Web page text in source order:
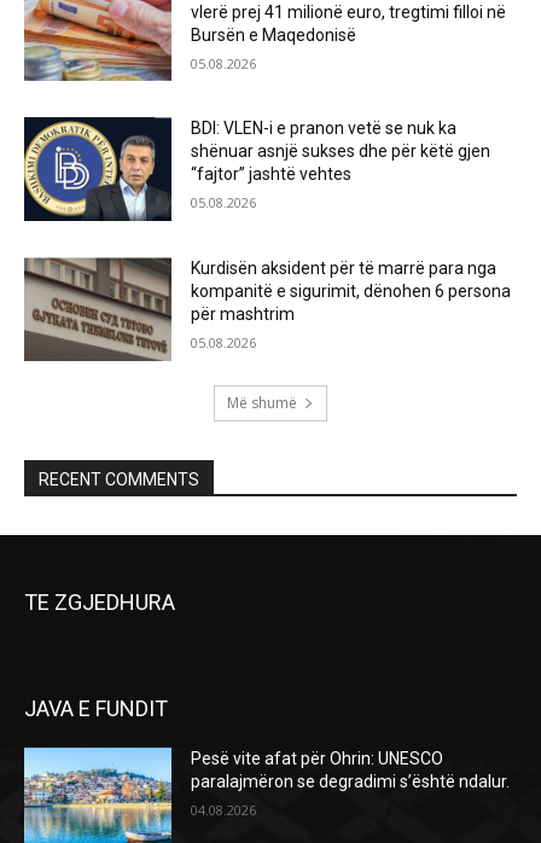
vlerë prej 41 milionë euro, tregtimi filloi në
Bursën e Maqedonisë
05.08.2026
BDI: VLEN-i e pranon vetë se nuk ka
shënuar asnjë sukses dhe për këtë gjen
“fajtor” jashtë vehtes
05.08.2026
Kurdisën aksident për të marrë para nga
kompanitë e sigurimit, dënohen 6 persona
për mashtrim
05.08.2026
Më shumë
RECENT COMMENTS
TE ZGJEDHURA
JAVA E FUNDIT
Pesë vite afat për Ohrin: UNESCO
paralajmëron se degradimi s’është ndalur.
04.08.2026